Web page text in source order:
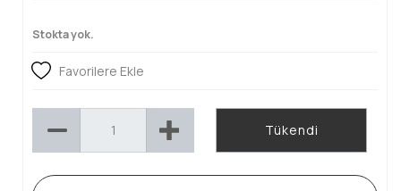
Stokta yok.
Favorilere Ekle
Tükendi